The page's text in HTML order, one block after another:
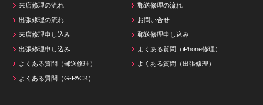
来店修理の流れ 郵送修理の流れ
出張修理の流れ お問い合せ
来店修理申し込み 郵送修理申し込み
出張修理申し込み よくある質問（iPhone修理）
よくある質問（郵送修理） よくある質問（出張修理）
よくある質問（G-PACK）